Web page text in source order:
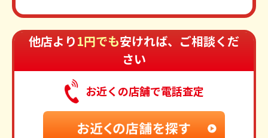
他店より1円でも安ければ、ご相談くだ
さい
お近くの店舗で電話査定